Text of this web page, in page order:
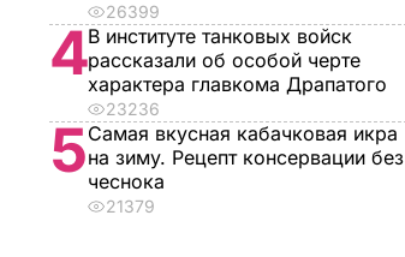
26399
4В институте танковых войск
рассказали об особой черте
характера главкома Драпатого
23236
5Самая вкусная кабачковая икра
на зиму. Рецепт консервации без
чеснока
21379